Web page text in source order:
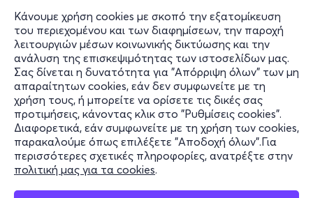
Κάνουμε χρήση cookies με σκοπό την εξατομίκευση
του περιεχομένου και των διαφημίσεων, την παροχή
λειτουργιών μέσων κοινωνικής δικτύωσης και την
ανάλυση της επισκεψιμότητας των ιστοσελίδων μας.
Σας δίνεται η δυνατότητα για "Απόρριψη όλων" των μη
απαραίτητων cookies, εάν δεν συμφωνείτε με τη
χρήση τους, ή μπορείτε να ορίσετε τις δικές σας
προτιμήσεις, κάνοντας κλικ στο "Ρυθμίσεις cookies".
Διαφορετικά, εάν συμφωνείτε με τη χρήση των cookies,
παρακαλούμε όπως επιλέξετε "Αποδοχή όλων".Για
περισσότερες σχετικές πληροφορίες, ανατρέξτε στην
πολιτική μας για τα cookies.